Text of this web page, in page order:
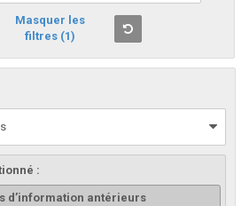
Masquer les
filtres (1)
:
d’information antérieurs